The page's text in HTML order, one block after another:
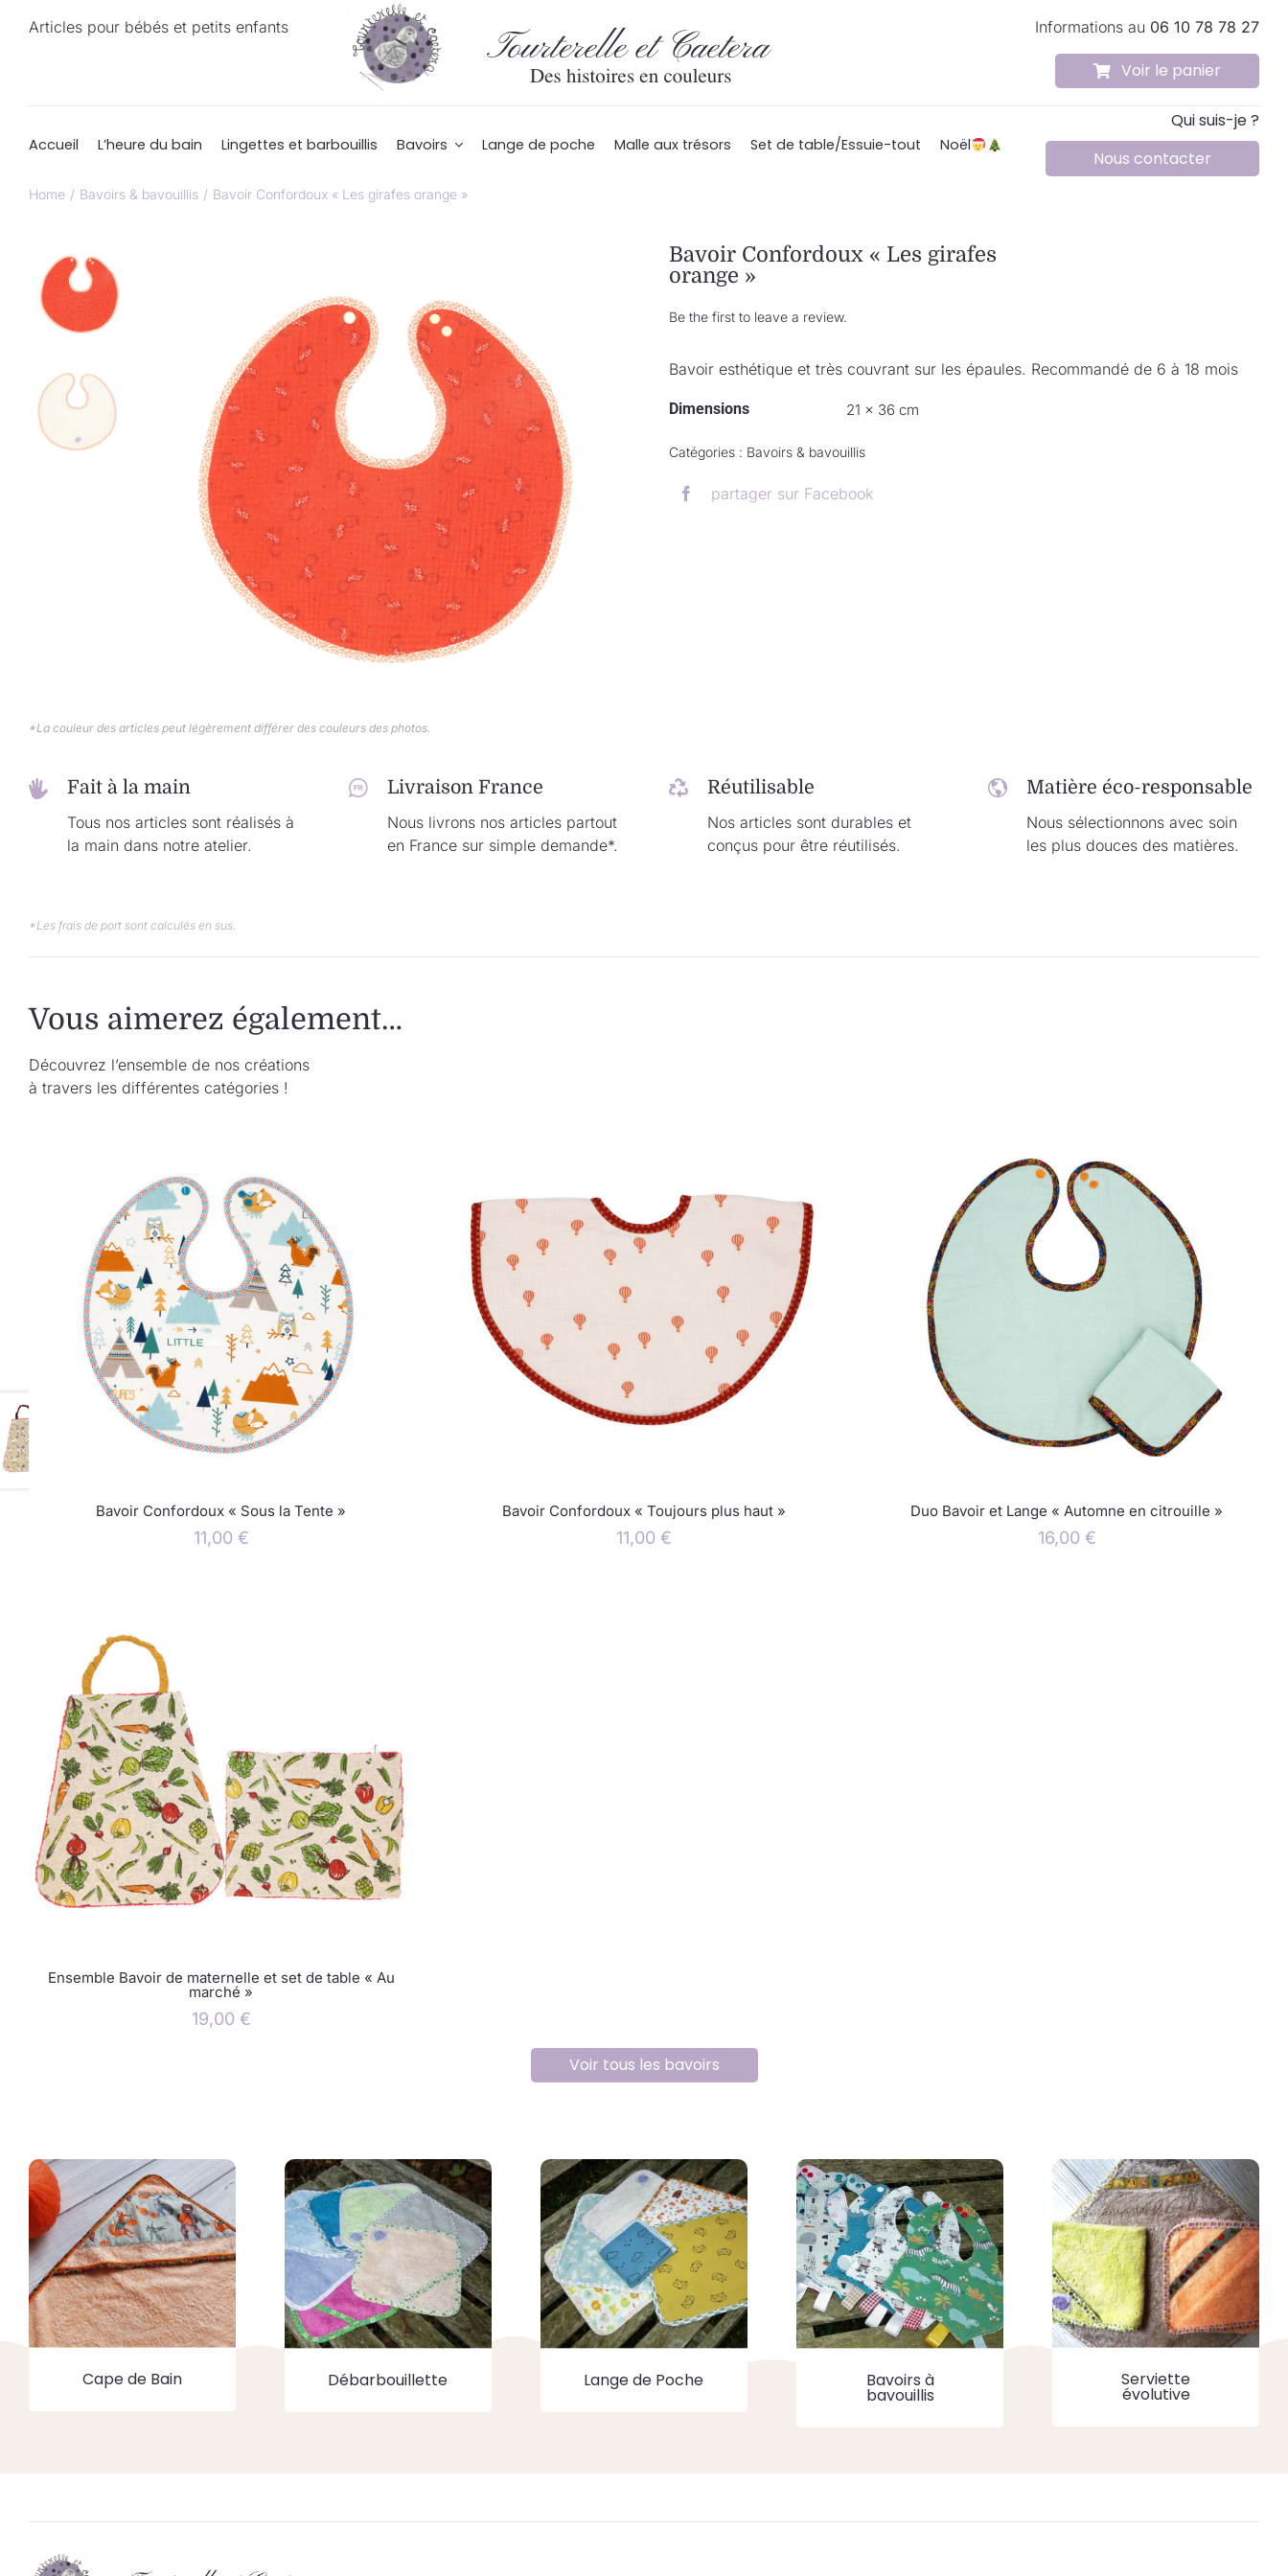
Articles pour bébés et petits enfants Informations au 06 10 78 78 27
Voir le panier
Accueil L’heure du bain Lingettes et barbouillis Bavoirs Lange de poche Malle aux trésors Set de table/Essuie-tout Noël
Qui suis-je ?
Nous contacter
Home Bavoirs & bavouillis Bavoir Confordoux « Les girafes orange »
*La couleur des articles peut légèrement différer des couleurs des photos.
Bavoir Confordoux « Les girafes
orange »
Be the first to leave a review.
Bavoir esthétique et très couvrant sur les épaules. Recommandé de 6 à 18 mois
Dimensions 21 × 36 cm
Catégories : Bavoirs & bavouillis
partager sur Facebook
Fait à la main
Tous nos articles sont réalisés à
la main dans notre atelier.
Livraison France
Nous livrons nos articles partout
en France sur simple demande*.
Réutilisable
Nos articles sont durables et
conçus pour être réutilisés.
Matière éco-responsable
Nous sélectionnons avec soin
les plus douces des matières.
*Les frais de port sont calculés en sus.
Vous aimerez également…
Découvrez l’ensemble de nos créations
à travers les différentes catégories !
Bavoir Confordoux « Sous la Tente »
11,00 €
Bavoir Confordoux « Toujours plus haut »
11,00 €
Duo Bavoir et Lange « Automne en citrouille »
16,00 €
Ensemble Bavoir de maternelle et set de table « Au
marché »
19,00 €
Voir tous les bavoirs
Cape de Bain Débarbouillette Lange de Poche Bavoirs à
bavouillis
Serviette
évolutive